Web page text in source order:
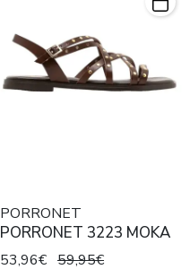
PORRONET
PORRONET 3223 MOKA
53,96€ 59,95€